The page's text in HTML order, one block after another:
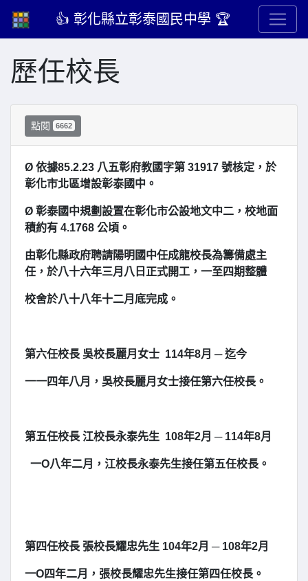
👍 彰化縣立彰泰國民中學 🏆
歷任校長
點閱 6662
Ø 依據85.2.23 八五彰府教國字第 31917 號核定，於
彰化市北區增設彰泰國中。
Ø 彰泰國中規劃設置在彰化市公設地文中二，校地面
積約有 4.1768 公頃。
由彰化縣政府聘請陽明國中任成龍校長為籌備處主
任，於八十六年三月八日正式開工，一至四期整體
校舍於八十八年十二月底完成。
第六任校長 吳校長麗月女士 114年8月 ─ 迄今
一一四年八月，吳校長麗月女士接任第六任校長。
第五任校長 江校長永泰先生 108年2月 ─ 114年8月
一O八年二月，江校長永泰先生接任第五任校長。
第四任校長 張校長耀忠先生 104年2月 ─ 108年2月
一O四年二月，張校長耀忠先生接任第四任校長。